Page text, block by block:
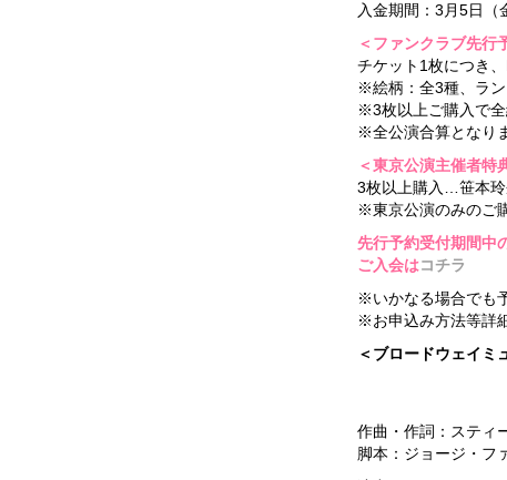
入金期間：3月5日
＜ファンクラブ先行
チケット1枚につき
※絵柄：全3種、ラン
※3枚以上ご購入で
※全公演合算となり
＜東京公演主催者特
3枚以上購入…笹本玲
※東京公演のみのご
先行予約受付期間中
ご入会はコチラ
※いかなる場合でも
※お申込み方法等詳
＜ブロードウェイミ
作曲・作詞：スティ
脚本：ジョージ・フ